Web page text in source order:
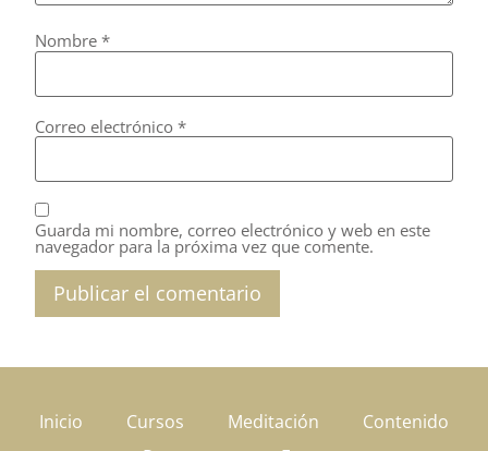
Nombre *
Correo electrónico *
Guarda mi nombre, correo electrónico y web en este
navegador para la próxima vez que comente.
Inicio Cursos Meditación
Contenido